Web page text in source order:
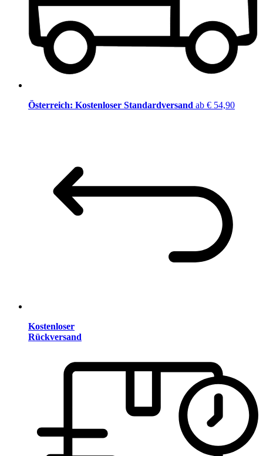
Österreich: Kostenloser Standardversand ab € 54,90
Kostenloser
Rückversand